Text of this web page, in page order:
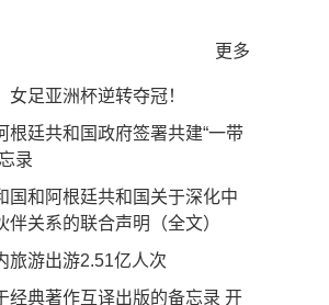
更多
女足亚洲杯逆转夺冠！
根廷共和国政府签署共建“一带
录
国和阿根廷共和国关于深化中
伴关系的联合声明（全文）
旅游出游2.51亿人次
经典著作互译出版的备忘录 开